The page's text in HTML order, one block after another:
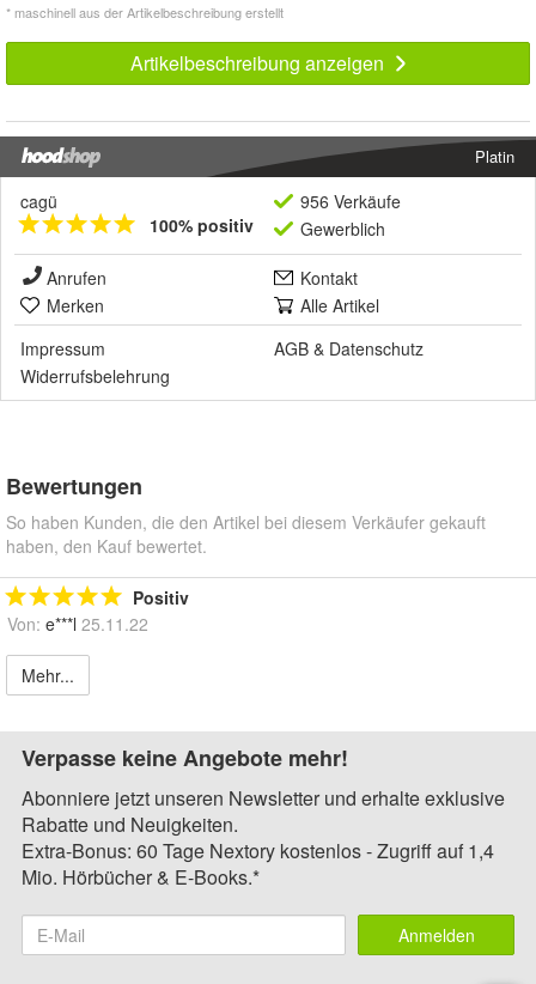
* maschinell aus der Artikelbeschreibung erstellt
Artikelbeschreibung anzeigen
Platin
cagü
100% positiv
956 Verkäufe
Gewerblich
Anrufen
Kontakt
Merken
Alle Artikel
Impressum
AGB & Datenschutz
Widerrufsbelehrung
Bewertungen
So haben Kunden, die den Artikel bei diesem Verkäufer gekauft
haben, den Kauf bewertet.
Positiv
Von: e***l 25.11.22
Mehr...
Verpasse keine Angebote mehr!
Abonniere jetzt unseren Newsletter und erhalte exklusive
Rabatte und Neuigkeiten.
Extra-Bonus: 60 Tage Nextory kostenlos - Zugriff auf 1,4
Mio. Hörbücher & E-Books.*
Anmelden